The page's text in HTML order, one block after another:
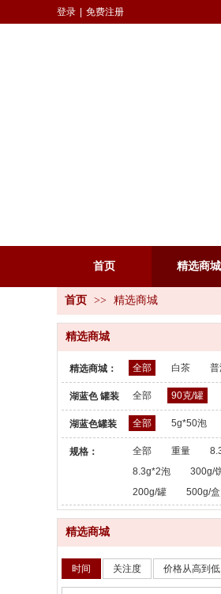
登录 免费注册
首页 精选商城
首页 >> 精选商城
精选商城
精选商城： 全部 白茶
湖蓝色 罐装
散茶：
全部 90克/罐
湖蓝色罐装
散茶：
全部 5g*50泡
规格： 全部 重量
8.3g*2泡
300g/
200g/罐
500g/盒
精选商城
时间 关注度 价格从高到低